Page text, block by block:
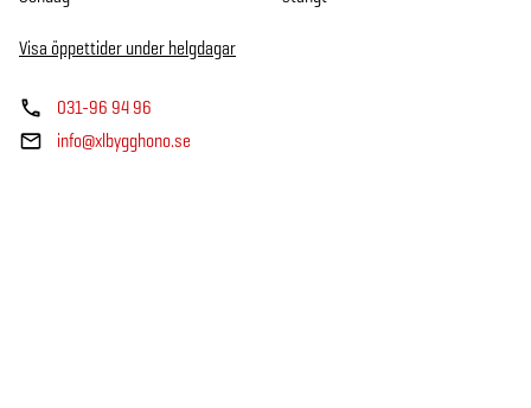
Visa öppettider under helgdagar
031-96 94 96
info@xlbygghono.se